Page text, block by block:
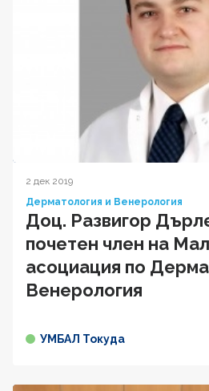
2 дек 2019
Дерматология и Венерология
Доц. Развигор
почетен член на
асоциация по
Венерология
УМБАЛ Токуда